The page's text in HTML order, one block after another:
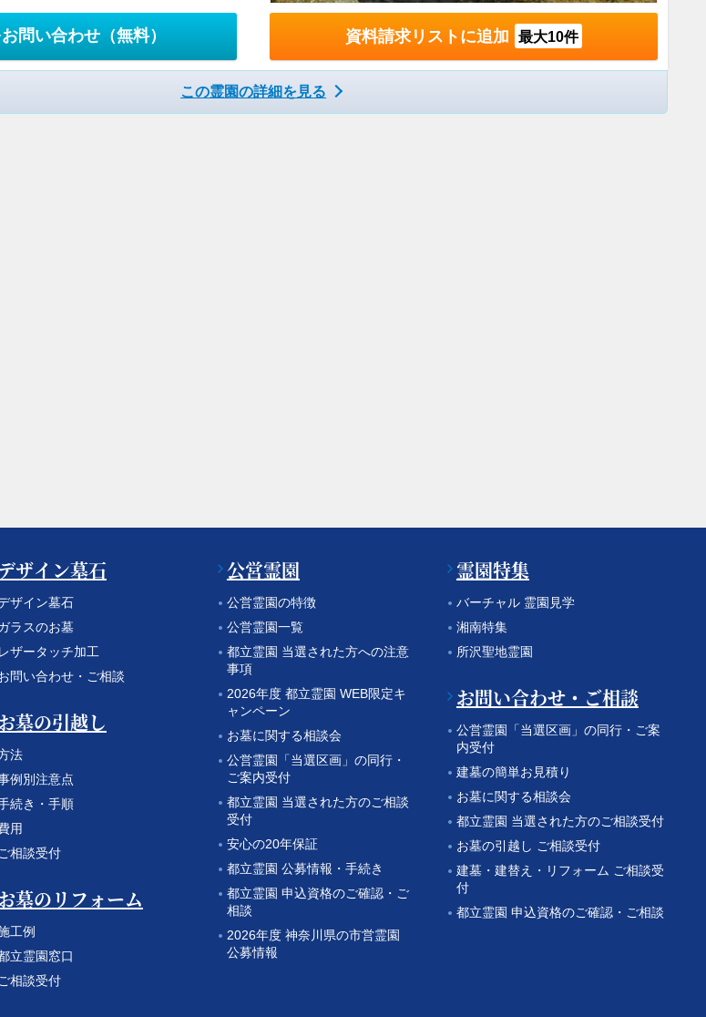
問い合わせ （無料） 資料請求リストに追加 最大10件
この霊園の詳細を見る
デザイン墓石
ザイン墓石
ラスのお墓
レザータッチ加工
問い合わせ・ご相談
墓の引越し
法
例別注意点
続き・手順
用
ご相談受付
墓のリフォーム
工例
立霊園窓口
ご相談受付
公営霊園
公営霊園の特徴
公営霊園一覧
都立霊園 当選された方への注意
事項
2026年度 都立霊園 WEB限定キ
ャンペーン
お墓に関する相談会
公営霊園「当選区画」の同行・
ご案内受付
都立霊園 当選された方のご相談
受付
安心の20年保証
都立霊園 公募情報・手続き
都立霊園 申込資格のご確認・ご
相談
2026年度 神奈川県の市営霊園
公募情報
霊園特集
バーチャル 霊園見学
湘南特集
所沢聖地霊園
お問い合わせ・ご相談
公営霊園「当選区画」の同行・ご案
内受付
建墓の簡単お見積り
お墓に関する相談会
都立霊園 当選された方のご相談受付
お墓の引越し ご相談受付
建墓・建替え・リフォーム ご相談受
付
都立霊園 申込資格のご確認・ご相談